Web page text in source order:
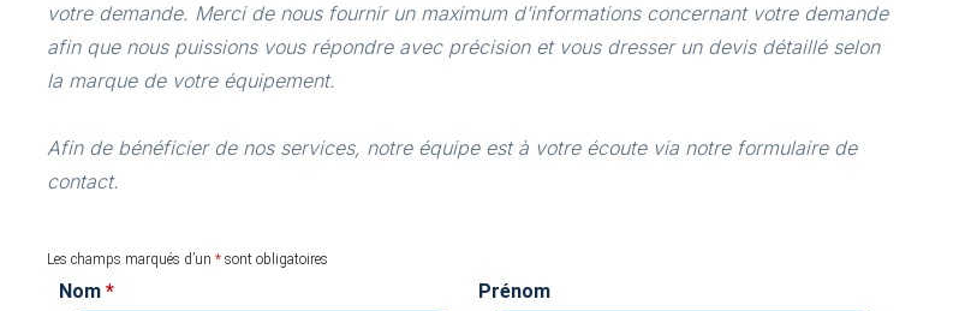
votre demande. Merci de nous fournir un maximum d’informations concernant votre demande
afin que nous puissions vous répondre avec précision et vous dresser un devis détaillé selon
la marque de votre équipement.
Afin de bénéficier de nos services, notre équipe est à votre écoute via notre formulaire de
contact.
Les champs marqués d’un *sont obligatoires
Nom * Prénom